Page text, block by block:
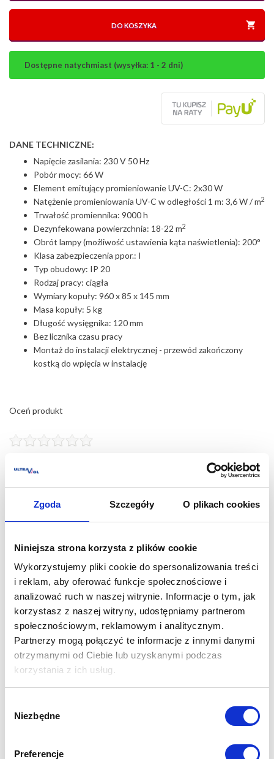
Zgoda Szczegóły O plikach cookies
Niniejsza strona korzysta z plików cookie
Wykorzystujemy pliki cookie do spersonalizowania treści
i reklam, aby oferować funkcje społecznościowe i
analizować ruch w naszej witrynie. Informacje o tym, jak
korzystasz z naszej witryny, udostępniamy partnerom
społecznościowym, reklamowym i analitycznym.
Partnerzy mogą połączyć te informacje z innymi danymi
otrzymanymi od Ciebie lub uzyskanymi podczas
korzystania z ich usług.
zgody
Niezbędne
Preferencje
DO KOSZYKA
Dostępne natychmiast (wysyłka: 1 - 2 dni)
DANE TECHNICZNE:
Napięcie zasilania: 230 V 50 Hz
Pobór mocy: 66 W
Element emitujący promieniowanie UV-C: 2x30 W
Natężenie promieniowania UV-C w odległości 1 m: 3,6 W / m2
Trwałość promiennika: 9000 h
Dezynfekowana powierzchnia: 18-22 m2
Obrót lampy (możliwość ustawienia kąta naświetlenia): 200°
Klasa zabezpieczenia ppor.: I
Typ obudowy: IP 20
Rodzaj pracy: ciągła
Wymiary kopuły: 960 x 85 x 145 mm
Masa kopuły: 5 kg
Długość wysięgnika: 120 mm
Bez licznika czasu pracy
Montaż do instalacji elektrycznej - przewód zakończony
kostką do wpięcia w instalację
Oceń produkt
Aby ocenić produkt, musisz się
Bezpośredni sterylizator UV skutecznie eliminuje wirusy i bakterie.
Lampa bakteriobójcza bezpośredniego działania 2x30 N
nieodwracalnie dezaktywuje wirusy i drobnoustroje. Wyposażona
w odbłyśnik wykonany z aluminium odblaskowego, który
gwarantuje najwyższą jakość urządzenia. Przeznaczona do
stosowania na blokach operacyjnych, w gabinetach zabiegowych,
opatrunkowych, salach chorych, przychodniach, laboratoriach,
aptekach oraz w przemyśle farmaceutycznym, spożywczym i
kosmetycznym. Dezynfekcja jest możliwa także w salonach
kosmetycznych, fryzjerskich, w kuchniach, poczekalniach,
przedszkolach i wszystkich miejscach, gdzie musi być czysto.
Sprawdź ofertę lamp bakteriobójczych NBV sterowanych